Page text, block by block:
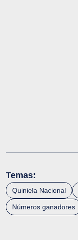
Temas:
Quiniela Nacional
Números ganadores